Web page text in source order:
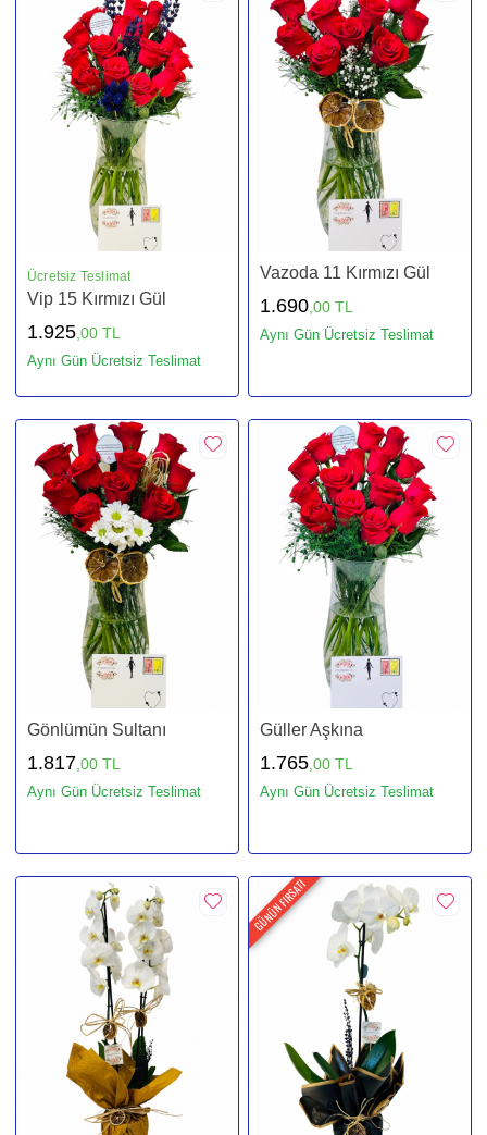
Ücretsiz Teslimat
Vip 15 Kırmızı Gül
1.925,00 TL
Aynı Gün Ücretsiz Teslimat
Vazoda 11 Kırmızı Gül
1.690,00 TL
Aynı Gün Ücretsiz Teslimat
Gönlümün Sultanı
1.817,00 TL
Aynı Gün Ücretsiz Teslimat
Güller Aşkına
1.765,00 TL
Aynı Gün Ücretsiz Teslimat
GÜNÜN FIRSATI